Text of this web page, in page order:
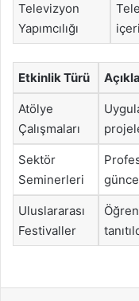
Televizyon
Yapımcılığı
Etkinlik Türü
Atölye
Çalışmaları
Sektör
Seminerleri
Uluslararası
Festivaller